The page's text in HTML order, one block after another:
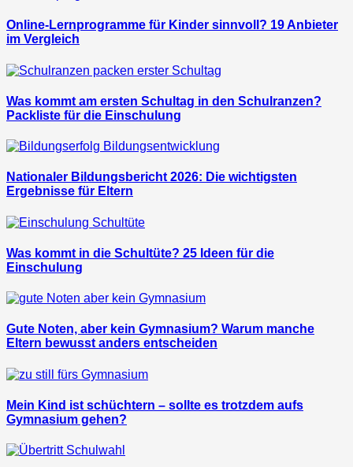
Online-Lernprogramme für Kinder sinnvoll? 19 Anbieter
im Vergleich
Was kommt am ersten Schultag in den Schulranzen?
Packliste für die Einschulung
Nationaler Bildungsbericht 2026: Die wichtigsten
Ergebnisse für Eltern
Was kommt in die Schultüte? 25 Ideen für die
Einschulung
Gute Noten, aber kein Gymnasium? Warum manche
Eltern bewusst anders entscheiden
Mein Kind ist schüchtern – sollte es trotzdem aufs
Gymnasium gehen?